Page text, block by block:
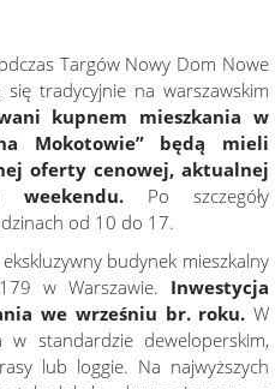
Targów Nowy Dom Nowe
tradycyjnie na warszawskim
kupnem mieszkania w
Mokotowie” będą mieli
oferty cenowej, aktualnej
weekendu.Po szczegóły
od 10 do 17.
budynek mieszkalny
w Warszawie. Inwestycja
we wrześniu br. roku. W
w standardzie deweloperskim,
lub loggie. Na najwyższych